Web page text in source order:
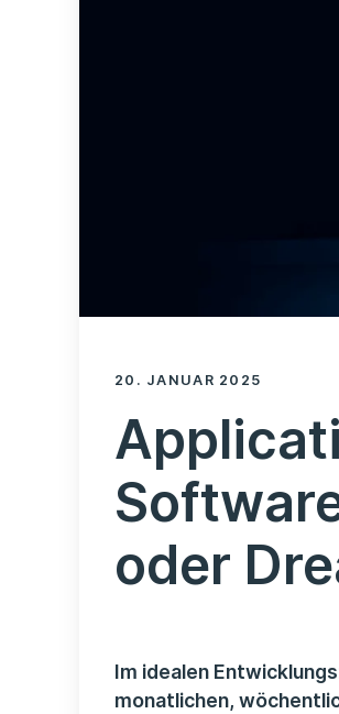
20. JANUAR 2025
oder
Im idealen
monatlichen,